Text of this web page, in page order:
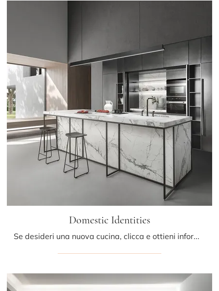
Domestic Identities
Se desideri una nuova cucina, clicca e ottieni informazioni sul modello Domestic Identities Mittel.